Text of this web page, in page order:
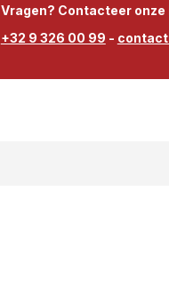
Vragen? Contacteer
+32 9 326 00 99 -